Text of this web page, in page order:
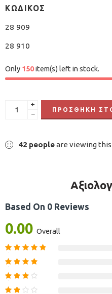
ΚΩΔΙΚΟΣ
28 909
28 910
Only 150item(s) left in stock.
+
−
ΠΡΟΣΘΉΚΗ
42 peopleare viewing
Based On 0 Reviews
0.00 Overall